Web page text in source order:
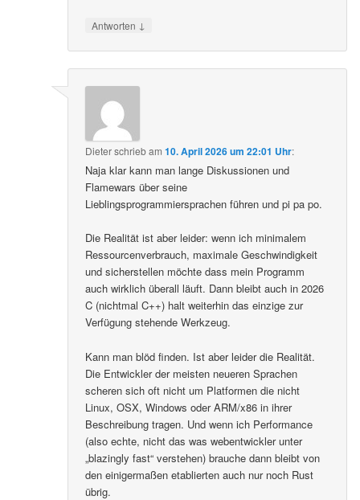
Antworten ↓
Dieterschriebam10. April 2026 um 22:01 Uhr:
Naja klar kann man lange Diskussionen und
Flamewars über seine
Lieblingsprogrammiersprachen führen und pi pa po.
Die Realität ist aber leider: wenn ich minimalem
Ressourcenverbrauch, maximale Geschwindigkeit
und sicherstellen möchte dass mein Programm
auch wirklich überall läuft. Dann bleibt auch in 2026
C (nichtmal C++) halt weiterhin das einzige zur
Verfügung stehende Werkzeug.
Kann man blöd finden. Ist aber leider die Realität.
Die Entwickler der meisten neueren Sprachen
scheren sich oft nicht um Platformen die nicht
Linux, OSX, Windows oder ARM/x86 in ihrer
Beschreibung tragen. Und wenn ich Performance
(also echte, nicht das was webentwickler unter
„blazingly fast“ verstehen) brauche dann bleibt von
den einigermaßen etablierten auch nur noch Rust
übrig.